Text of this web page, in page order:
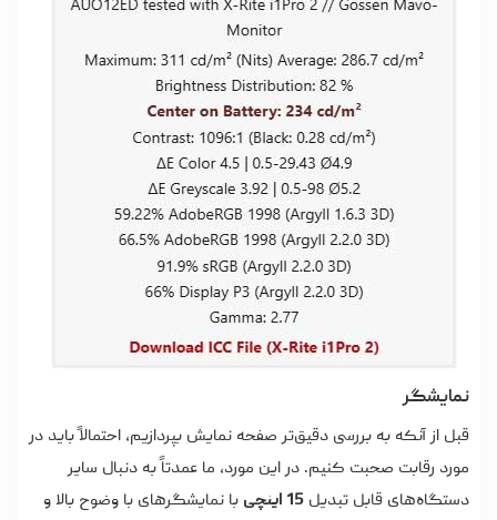
نمایشگر
قبل از آنکه به بررسی دقیق‌تر صفحه نمایش بپردازیم، احتمالاً باید در
مورد رقابت صحبت کنیم. در این مورد، ما عمدتاً به دنبال سایر
دستگاه‌های قابل تبدیل 15 اینچی
با نمایشگرهای با وضوح بالا و